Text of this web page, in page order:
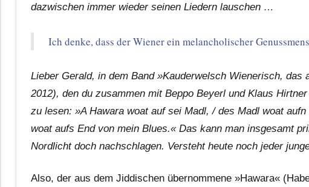
dazwischen immer wieder seinen Liedern lauschen …
Ich denke, dass der Wiener ein melancholischer
Lieber Gerald, in dem Band »Kauderwelsch Wienerisch,
2012), den du zusammen mit Beppo Beyerl und Klaus
zu lesen: »A Hawara woat auf sei Madl, / des Madl woat
woat aufs End von mein Blues.« Das kann man insgesamt
Nordlicht doch nachschlagen. Versteht heute noch jeder
Also, der aus dem Jiddischen übernommene »Hawara«